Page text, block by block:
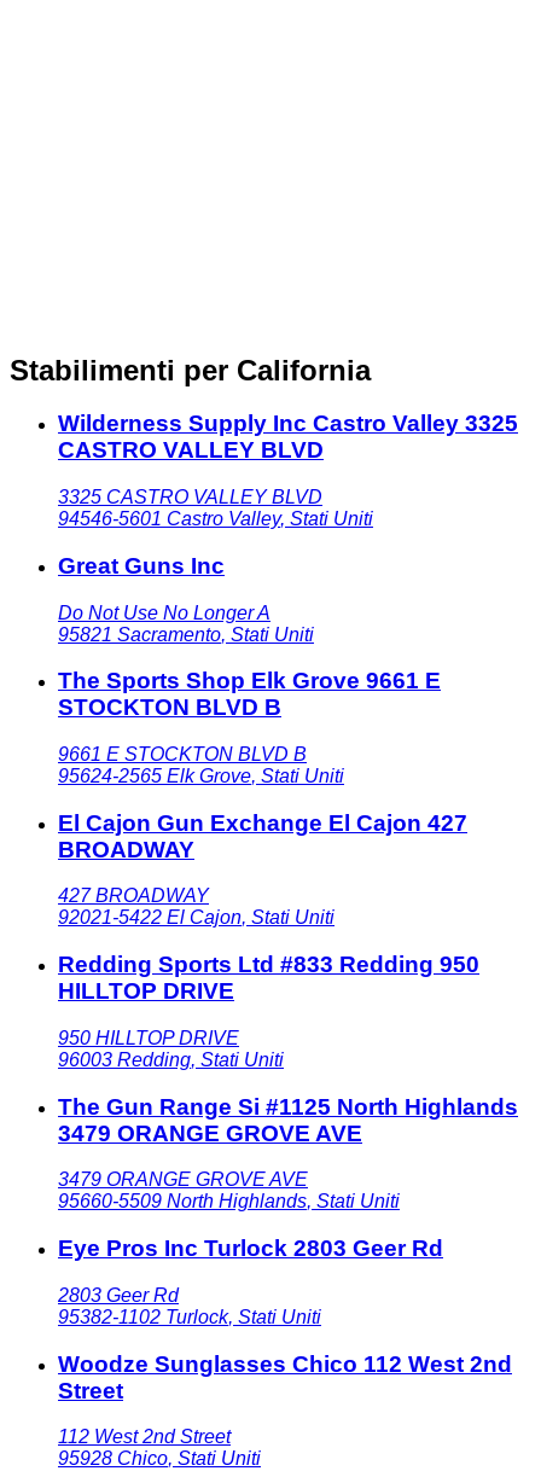
Stabilimenti per California
Wilderness Supply Inc Castro Valley 3325
CASTRO VALLEY BLVD
3325 CASTRO VALLEY BLVD
94546-5601 Castro Valley, Stati Uniti
Great Guns Inc
Do Not Use No Longer A
95821 Sacramento, Stati Uniti
The Sports Shop Elk Grove 9661 E
STOCKTON BLVD B
9661 E STOCKTON BLVD B
95624-2565 Elk Grove, Stati Uniti
El Cajon Gun Exchange El Cajon 427
BROADWAY
427 BROADWAY
92021-5422 El Cajon, Stati Uniti
Redding Sports Ltd #833 Redding 950
HILLTOP DRIVE
950 HILLTOP DRIVE
96003 Redding, Stati Uniti
The Gun Range Si #1125 North Highlands
3479 ORANGE GROVE AVE
3479 ORANGE GROVE AVE
95660-5509 North Highlands, Stati Uniti
Eye Pros Inc Turlock 2803 Geer Rd
2803 Geer Rd
95382-1102 Turlock, Stati Uniti
Woodze Sunglasses Chico 112 West 2nd
Street
112 West 2nd Street
95928 Chico, Stati Uniti